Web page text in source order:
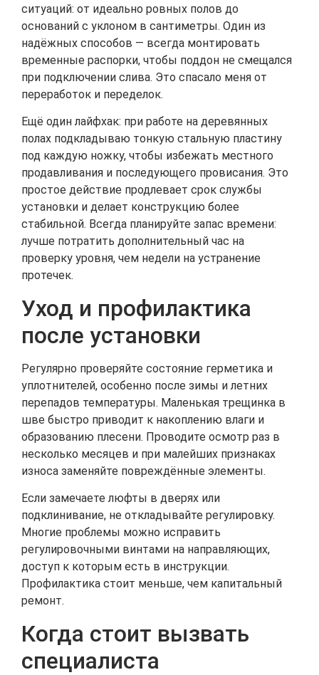
ситуаций: от идеально ровных полов до
оснований с уклоном в сантиметры. Один из
надёжных способов — всегда монтировать
временные распорки, чтобы поддон не смещался
при подключении слива. Это спасало меня от
переработок и переделок.
Ещё один лайфхак: при работе на деревянных
полах подкладываю тонкую стальную пластину
под каждую ножку, чтобы избежать местного
продавливания и последующего провисания. Это
простое действие продлевает срок службы
установки и делает конструкцию более
стабильной. Всегда планируйте запас времени:
лучше потратить дополнительный час на
проверку уровня, чем недели на устранение
протечек.
Уход и профилактика
после установки
Регулярно проверяйте состояние герметика и
уплотнителей, особенно после зимы и летних
перепадов температуры. Маленькая трещинка в
шве быстро приводит к накоплению влаги и
образованию плесени. Проводите осмотр раз в
несколько месяцев и при малейших признаках
износа заменяйте повреждённые элементы.
Если замечаете люфты в дверях или
подклинивание, не откладывайте регулировку.
Многие проблемы можно исправить
регулировочными винтами на направляющих,
доступ к которым есть в инструкции.
Профилактика стоит меньше, чем капитальный
ремонт.
Когда стоит вызвать
специалиста